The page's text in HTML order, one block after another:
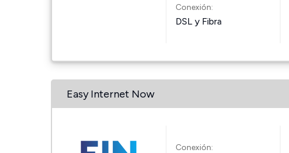
Conexión:
DSL y Fibra
Easy Internet Now
Conexión: